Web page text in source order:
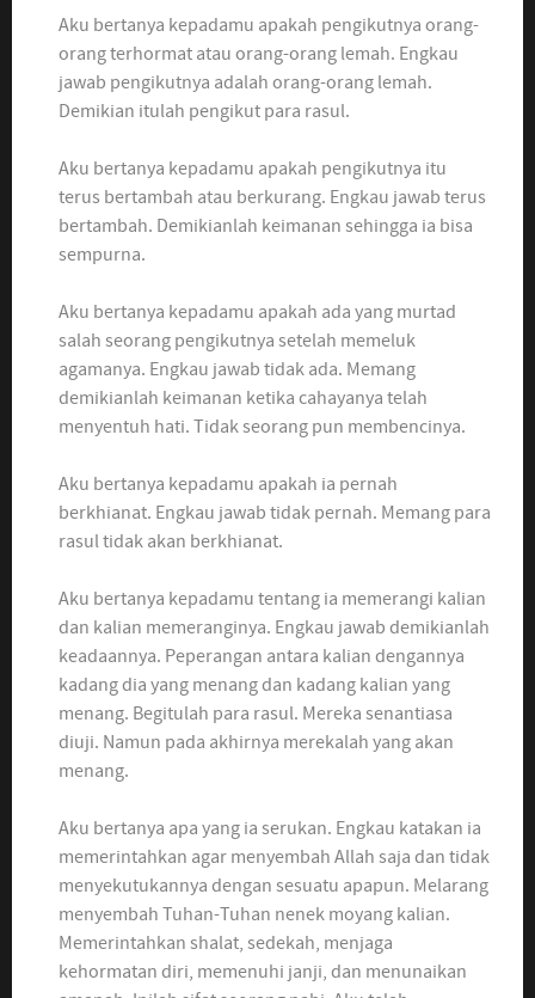
Aku bertanya kepadamu apakah pengikutnya orang-
orang terhormat atau orang-orang lemah. Engkau
jawab pengikutnya adalah orang-orang lemah.
Demikian itulah pengikut para rasul.
Aku bertanya kepadamu apakah pengikutnya itu
terus bertambah atau berkurang. Engkau jawab terus
bertambah. Demikianlah keimanan sehingga ia bisa
sempurna.
Aku bertanya kepadamu apakah ada yang murtad
salah seorang pengikutnya setelah memeluk
agamanya. Engkau jawab tidak ada. Memang
demikianlah keimanan ketika cahayanya telah
menyentuh hati. Tidak seorang pun membencinya.
Aku bertanya kepadamu apakah ia pernah
berkhianat. Engkau jawab tidak pernah. Memang para
rasul tidak akan berkhianat.
Aku bertanya kepadamu tentang ia memerangi kalian
dan kalian memeranginya. Engkau jawab demikianlah
keadaannya. Peperangan antara kalian dengannya
kadang dia yang menang dan kadang kalian yang
menang. Begitulah para rasul. Mereka senantiasa
diuji. Namun pada akhirnya merekalah yang akan
menang.
Aku bertanya apa yang ia serukan. Engkau katakan ia
memerintahkan agar menyembah Allah saja dan tidak
menyekutukannya dengan sesuatu apapun. Melarang
menyembah Tuhan-Tuhan nenek moyang kalian.
Memerintahkan shalat, sedekah, menjaga
kehormatan diri, memenuhi janji, dan menunaikan